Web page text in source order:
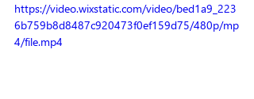
https://video.wixstatic.com/video/bed1a9_223
6b759b8d8487c920473f0ef159d75/480p/mp
4/file.mp4